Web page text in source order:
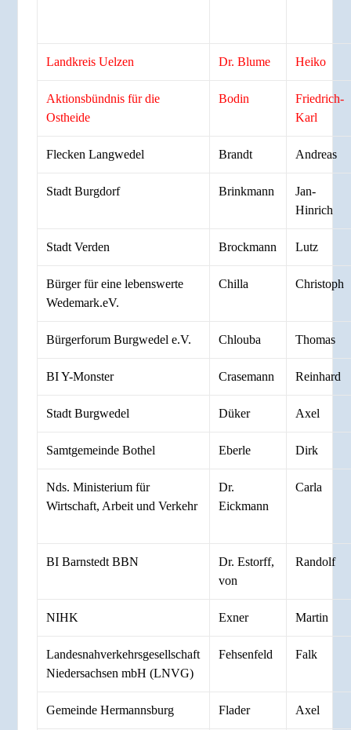
Landkreis Uelzen Dr. Blume Heiko
Aktionsbündnis für die
Ostheide
Bodin
Friedrich-
Karl
Flecken Langwedel Brandt Andreas
Stadt Burgdorf Brinkmann
Jan-
Hinrich
Stadt Verden Brockmann Lutz
Bürger für eine lebenswerte
Wedemark.eV.
Chilla Christoph
Bürgerforum Burgwedel e.V. Chlouba Thomas
BI Y-Monster Crasemann Reinhard
Stadt Burgwedel Düker Axel
Samtgemeinde Bothel Eberle Dirk
Nds. Ministerium für
Wirtschaft, Arbeit und Verkehr
Dr.
Eickmann
Carla
BI Barnstedt BBN
Dr. Estorff,
von
Randolf
NIHK Exner Martin
Landesnahverkehrsgesellschaft
Niedersachsen mbH (LNVG)
Fehsenfeld Falk
Gemeinde Hermannsburg Flader Axel